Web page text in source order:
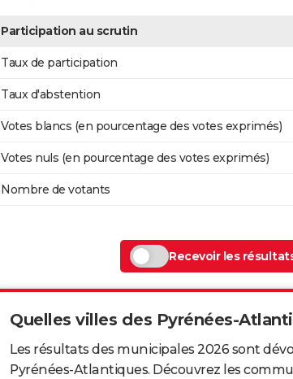
Participation au scrutin
Taux de participation
Taux d'abstention
Votes blancs (en pourcentage des votes exprimés)
Votes nuls (en pourcentage des votes exprimés)
Nombre de votants
Recevoir les
Quelles villes des Pyrénées-
Les résultats des municipales 2026 sont
Pyrénées-Atlantiques. Découvrez les